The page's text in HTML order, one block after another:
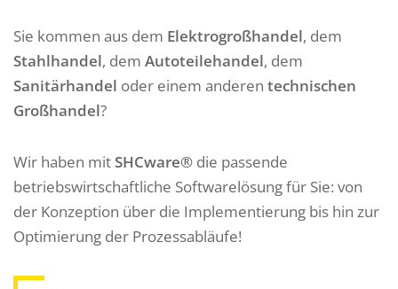
Sie kommen aus dem Elektrogroßhandel, dem
Stahlhandel, dem Autoteilehandel, dem
Sanitärhandel oder einem anderen technischen
Großhandel?
Wir haben mitSHCware® die passende
betriebswirtschaftliche Softwarelösung für Sie: von
der Konzeption über die Implementierung bis hin zur
Optimierung der Prozessabläufe!